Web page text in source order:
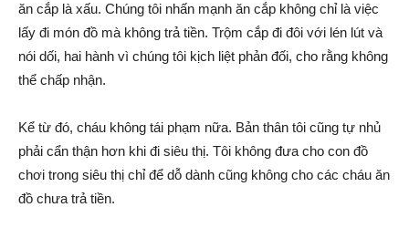
ăn cắp là xấu. Chúng tôi nhấn mạnh ăn cắp không chỉ là việc
lấy đi món đồ mà không trả tiền. Trộm cắp đi đôi với lén lút và
nói dối, hai hành vì chúng tôi kịch liệt phản đối, cho rằng không
thể chấp nhận.
Kể từ đó, cháu không tái phạm nữa. Bản thân tôi cũng tự nhủ
phải cẩn thận hơn khi đi siêu thị. Tôi không đưa cho con đồ
chơi trong siêu thị chỉ để dỗ dành cũng không cho các cháu ăn
đồ chưa trả tiền.